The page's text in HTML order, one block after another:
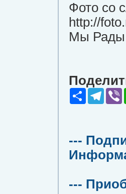
Фото со
http://
Мы Рады
Share
---
---